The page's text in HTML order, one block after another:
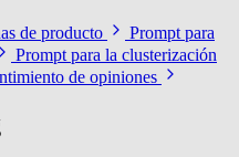
de producto
Prompt para
Prompt para la clusterización
de opiniones